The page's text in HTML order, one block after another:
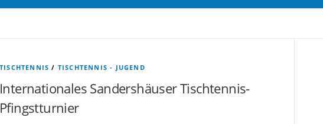
TISCHTENNIS / TISCHTENNIS - JUGEND
Internationales Sandershäuser Tischtennis-
Pfingstturnier